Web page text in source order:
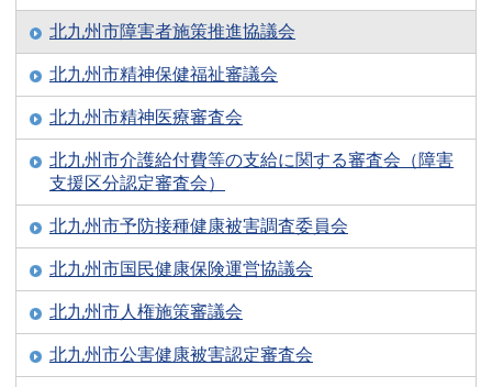
北九州市障害者施策推進協議会
北九州市精神保健福祉審議会
北九州市精神医療審査会
北九州市介護給付費等の支給に関する審査会（障害
支援区分認定審査会）
北九州市予防接種健康被害調査委員会
北九州市国民健康保険運営協議会
北九州市人権施策審議会
北九州市公害健康被害認定審査会